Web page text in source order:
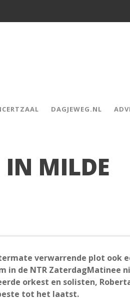
DAGJEWEG.NL
IN MILDE
verwarrende plot ook
in de NTR ZaterdagMatinee
orkest en solisten,
tot het laatst.